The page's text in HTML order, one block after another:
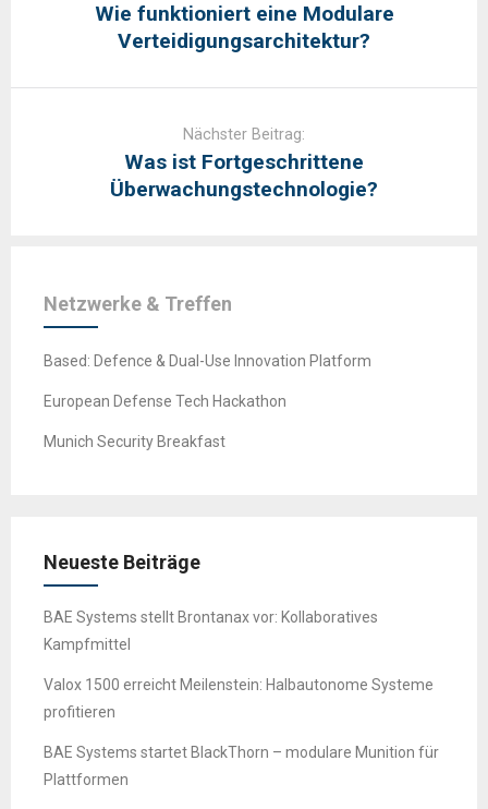
Wie funktioniert eine Modulare
Verteidigungsarchitektur?
Nächster Beitrag:
Was ist Fortgeschrittene
Überwachungstechnologie?
Netzwerke & Treffen
Based: Defence & Dual-Use Innovation Platform
European Defense Tech Hackathon
Munich Security Breakfast
Neueste Beiträge
BAE Systems stellt Brontanax vor: Kollaboratives
Kampfmittel
Valox 1500 erreicht Meilenstein: Halbautonome Systeme
profitieren
BAE Systems startet BlackThorn – modulare Munition für
Plattformen